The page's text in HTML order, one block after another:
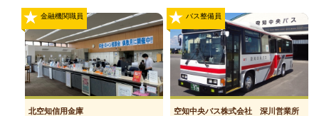
金融機関職員
北空知信用金庫
バス整備員
空知中央バス株式会社 深川営業所